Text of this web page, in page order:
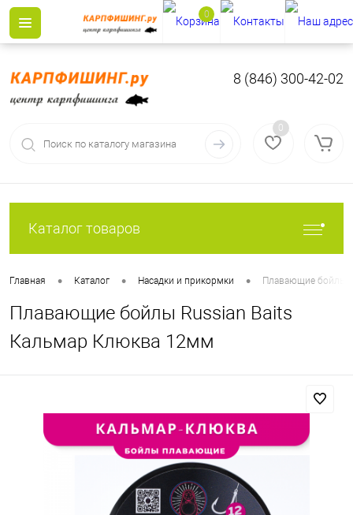
8 (846) 300-42-02
0
Каталог товаров
Главная • Каталог • Насадки и прикормки • Плавающие бойлы
Плавающие бойлы Russian Baits
Кальмар Клюква 12мм
0